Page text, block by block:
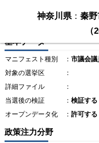
神奈川県：秦野
（
基本データ
マニフェスト種別 ： 市議会議
対象の選挙区
：
詳細ファイル
：
当選後の検証
： 検証する
オープンデータ化
： 許可する
政策注力分野